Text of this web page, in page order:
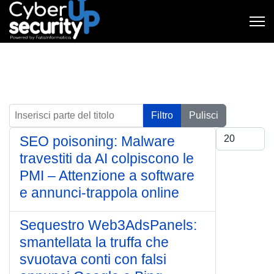
Inserisci parte del titolo Filtro
Pulisci
Visualizza #
SEO poisoning: Malware
travestiti da AI colpiscono le
PMI – Attenzione a software
e annunci-trappola online
Sequestro Web3AdsPanels:
smantellata la truffa che
svuotava conti con falsi